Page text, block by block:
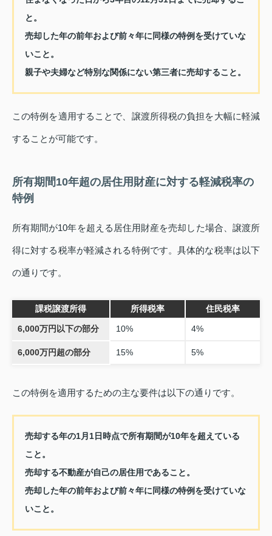
と。
売却した年の前年および前々年に同様の特例を受けていな
いこと。
親子や夫婦など特別な関係にない第三者に売却すること。
この特例を適用することで、譲渡所得税の負担を大幅に軽減
することが可能です。
所有期間10年超の居住用財産に対する軽減税率の
特例
所有期間が10年を超える居住用財産を売却した場合、譲渡所
得に対する税率が軽減される特例です。具体的な税率は以下
の通りです。
課税譲渡所得 所得税率 住民税率
6,000万円以下の部分 10% 4%
6,000万円超の部分 15% 5%
この特例を適用するための主な要件は以下の通りです。
売却する年の1月1日時点で所有期間が10年を超えている
こと。
売却する不動産が自己の居住用であること。
売却した年の前年および前々年に同様の特例を受けていな
いこと。